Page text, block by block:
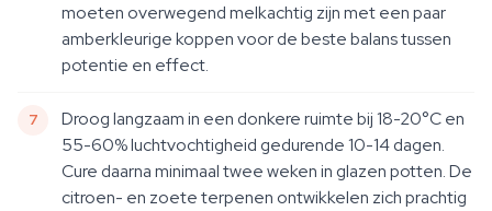
moeten overwegend melkachtig zijn met een paar
amberkleurige koppen voor de beste balans tussen
potentie en effect.
Droog langzaam in een donkere ruimte bij 18-20°C en
55-60% luchtvochtigheid gedurende 10-14 dagen.
Cure daarna minimaal twee weken in glazen potten. De
citroen- en zoete terpenen ontwikkelen zich prachtig